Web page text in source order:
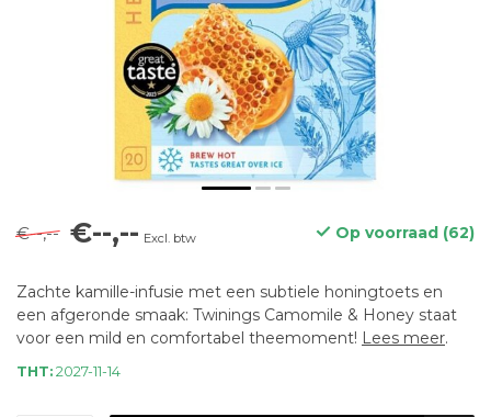
€--,-- €--,-- Excl. btw Op voorraad (62)
Zachte kamille-infusie met een subtiele honingtoets en
een afgeronde smaak: Twinings Camomile & Honey staat
voor een mild en comfortabel theemoment! Lees meer.
THT: 2027-11-14